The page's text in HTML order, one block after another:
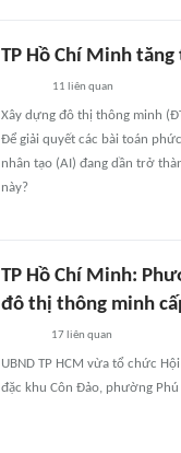
TP Hồ Chí Minh
11 liên quan
Xây dựng đô thị thông minh
Để giải quyết các bài toán
nhân tạo (AI) đang dần trở
này?
TP Hồ Chí Minh:
đô thị thông minh
17liên quan
UBND TP HCM vừa tổ chức
đặc khu Côn Đảo, phường